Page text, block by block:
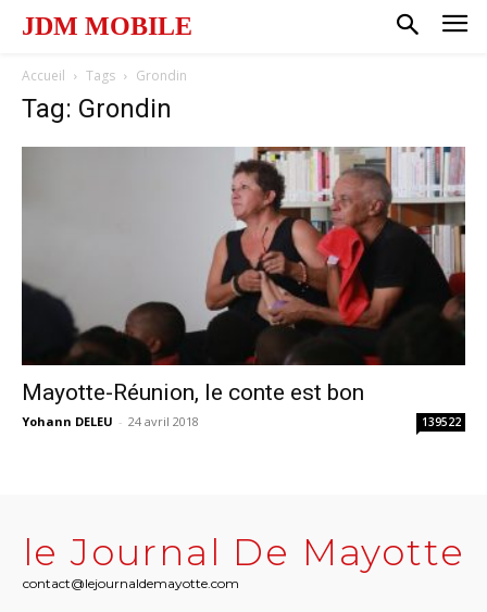
JDM MOBILE
Accueil Tags Grondin
Tag: Grondin
Mayotte-Réunion, le conte est bon
Yohann DELEU - 24 avril 2018 139522
le Journal De Mayotte
contact@lejournaldemayotte.com